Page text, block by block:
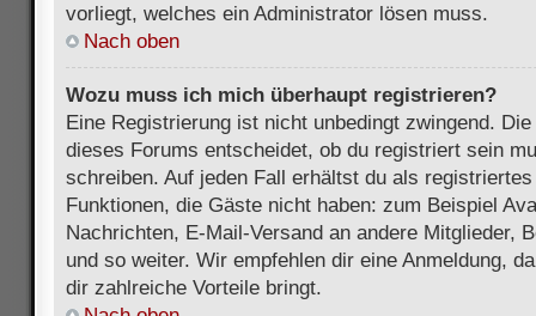
vorliegt, welches ein Administrator lösen muss.
Nach oben
Wozu muss ich mich überhaupt registrieren?
Eine Registrierung ist nicht unbedingt zwingend.
dieses Forums entscheidet, ob du registriert sein
schreiben. Auf jeden Fall erhältst du als
Funktionen, die Gäste nicht haben: zum Beispiel
Nachrichten, E-Mail-Versand an andere Mitglieder,
und so weiter. Wir empfehlen dir eine Anmeldung,
dir zahlreiche Vorteile bringt.